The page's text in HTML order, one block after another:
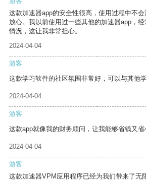
这款加速器app的安全性很高，使用过程中不
放心。我以前使用过一些其他的加速器app，
情况，这让我非常担心。
2024-04-04
游客
这款学习软件的社区氛围非常好，可以与其他
2024-04-04
游客
这款app就像我的财务顾问，让我能够省钱又省
2024-04-04
游客
这款加速器VPM应用程序已经为我们带来了无